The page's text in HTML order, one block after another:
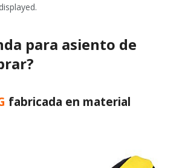
para asiento de
fabricada en material